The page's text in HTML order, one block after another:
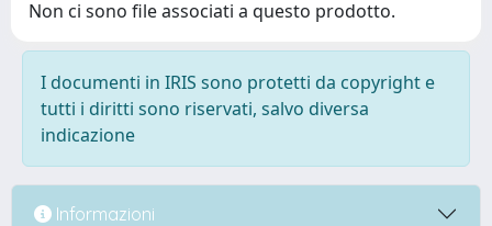
Non ci sono file associati a questo prodotto.
I documenti in IRIS sono protetti da copyright e
tutti i diritti sono riservati, salvo diversa
indicazione
Informazioni